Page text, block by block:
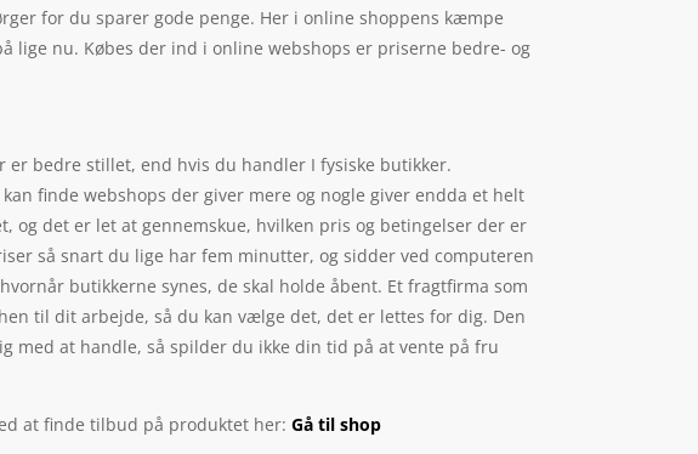
for du sparer gode penge. Her i online shoppens kæmpe
lige nu. Købes der ind i online webshops er priserne bedre- og
bedre stillet, end hvis du handler I fysiske butikker.
finde webshops der giver mere og nogle giver endda et helt
og det er let at gennemskue, hvilken pris og betingelser der er
så snart du lige har fem minutter, og sidder ved computeren
butikkerne synes, de skal holde åbent. Et fragtfirma som
til dit arbejde, så du kan vælge det, det er lettes for dig. Den
med at handle, så spilder du ikke din tid på at vente på fru
at finde tilbud på produktet her:Gå til shop